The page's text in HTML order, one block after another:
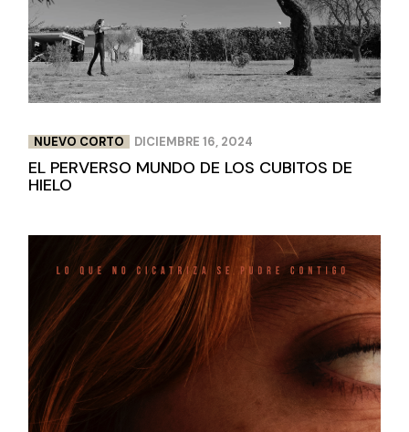
NUEVO CORTO DICIEMBRE 16, 2024
EL PERVERSO MUNDO DE LOS CUBITOS DE
HIELO